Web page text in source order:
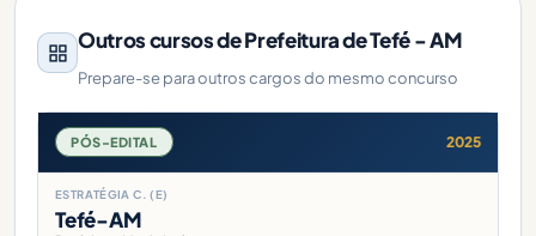
Outros cursos de Prefeitura de Tefé - AM
Prepare-se para outros cargos do mesmo concurso
PÓS-EDITAL 2025
ESTRATÉGIA C. (E)
Tefé-AM